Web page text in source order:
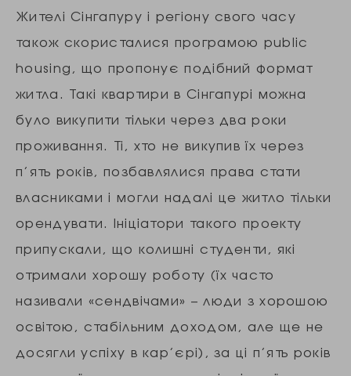
Жителі Сінгапуру і регіону свого часу
також скористалися програмою public
housing, що пропонує подібний формат
житла. Такі квартири в Сінгапурі можна
було викупити тільки через два роки
проживання. Ті, хто не викупив їх через
п’ять років, позбавлялися права стати
власниками і могли надалі це житло тільки
орендувати. Ініціатори такого проекту
припускали, що колишні студенти, які
отримали хорошу роботу (їх часто
називали «сендвічами» – люди з хорошою
освітою, стабільним доходом, але ще не
досягли успіху в кар’єрі), за ці п’ять років